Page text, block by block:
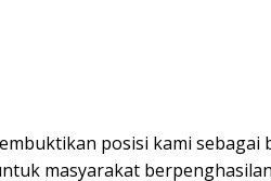
posisi kami
masyarakat